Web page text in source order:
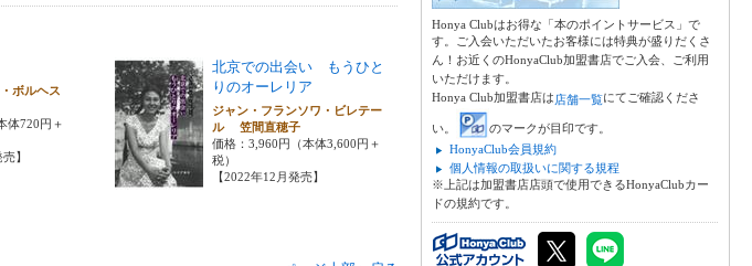
・ボルヘス
体720円＋
】
北京での出会い もうひと
りのオーレリア
ジャン・フランソワ・ビレテー
ル 笠間直穂子
価格：3,960円（本体3,600円＋
税）
【2022年12月発売】
Honya Clubはお得な「本のポイントサービス」で
す。ご入会いただいたお客様には特典が盛りだくさ
ん！お近くのHonyaClub加盟書店でご入会、ご利用
いただけます。
Honya Club加盟書店は店舗一覧にてご確認くださ
い。
のマークが目印です。
HonyaClub会員規約
個人情報の取扱いに関する規程
※上記は加盟書店店頭で使用できるHonyaClubカー
ドの規約です。